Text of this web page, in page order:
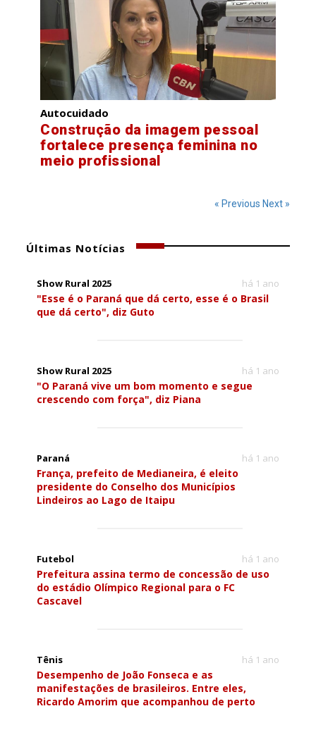
Autocuidado
Construção da imagem pessoal
fortalece presença feminina no
meio profissional
« Previous Next »
Últimas Notícias
Show Rural 2025 há 1 ano
"Esse é o Paraná que dá certo, esse é o Brasil
que dá certo", diz Guto
Show Rural 2025 há 1 ano
"O Paraná vive um bom momento e segue
crescendo com força", diz Piana
Paraná há 1 ano
França, prefeito de Medianeira, é eleito
presidente do Conselho dos Municípios
Lindeiros ao Lago de Itaipu
Futebol há 1 ano
Prefeitura assina termo de concessão de uso
do estádio Olímpico Regional para o FC
Cascavel
Tênis há 1 ano
Desempenho de João Fonseca e as
manifestações de brasileiros. Entre eles,
Ricardo Amorim que acompanhou de perto